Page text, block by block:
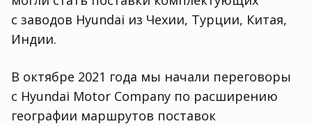
с заводов Hyundai из Чехии, Турции, Китая,
Индии.
В октябре 2021 года мы начали переговоры
с Hyundai Motor Company по расширению
географии маршрутов поставок